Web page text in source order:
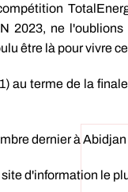
2023, ne
être là pour vivre
au terme de la
dernier à
d'information le